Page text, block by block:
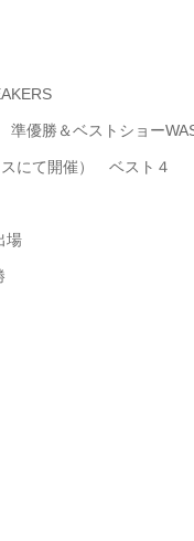
優勝＆ベストショー
スにて開催） ベスト４
場